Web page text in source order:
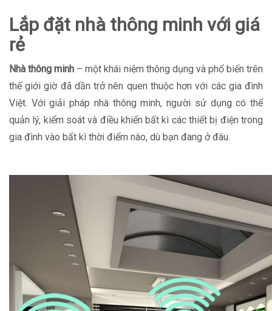
Lắp đặt nhà thông minh với giá
rẻ
Nhà thông minh – một khái niệm thông dụng và phổ biến trên
thế giới giờ đã dần trở nên quen thuộc hơn với các gia đình
Việt. Với giải pháp nhà thông minh, người sử dụng có thể
quản lý, kiểm soát và điều khiển bất kì các thiết bị điện trong
gia đình vào bất kì thời điểm nào, dù bạn đang ở đâu.